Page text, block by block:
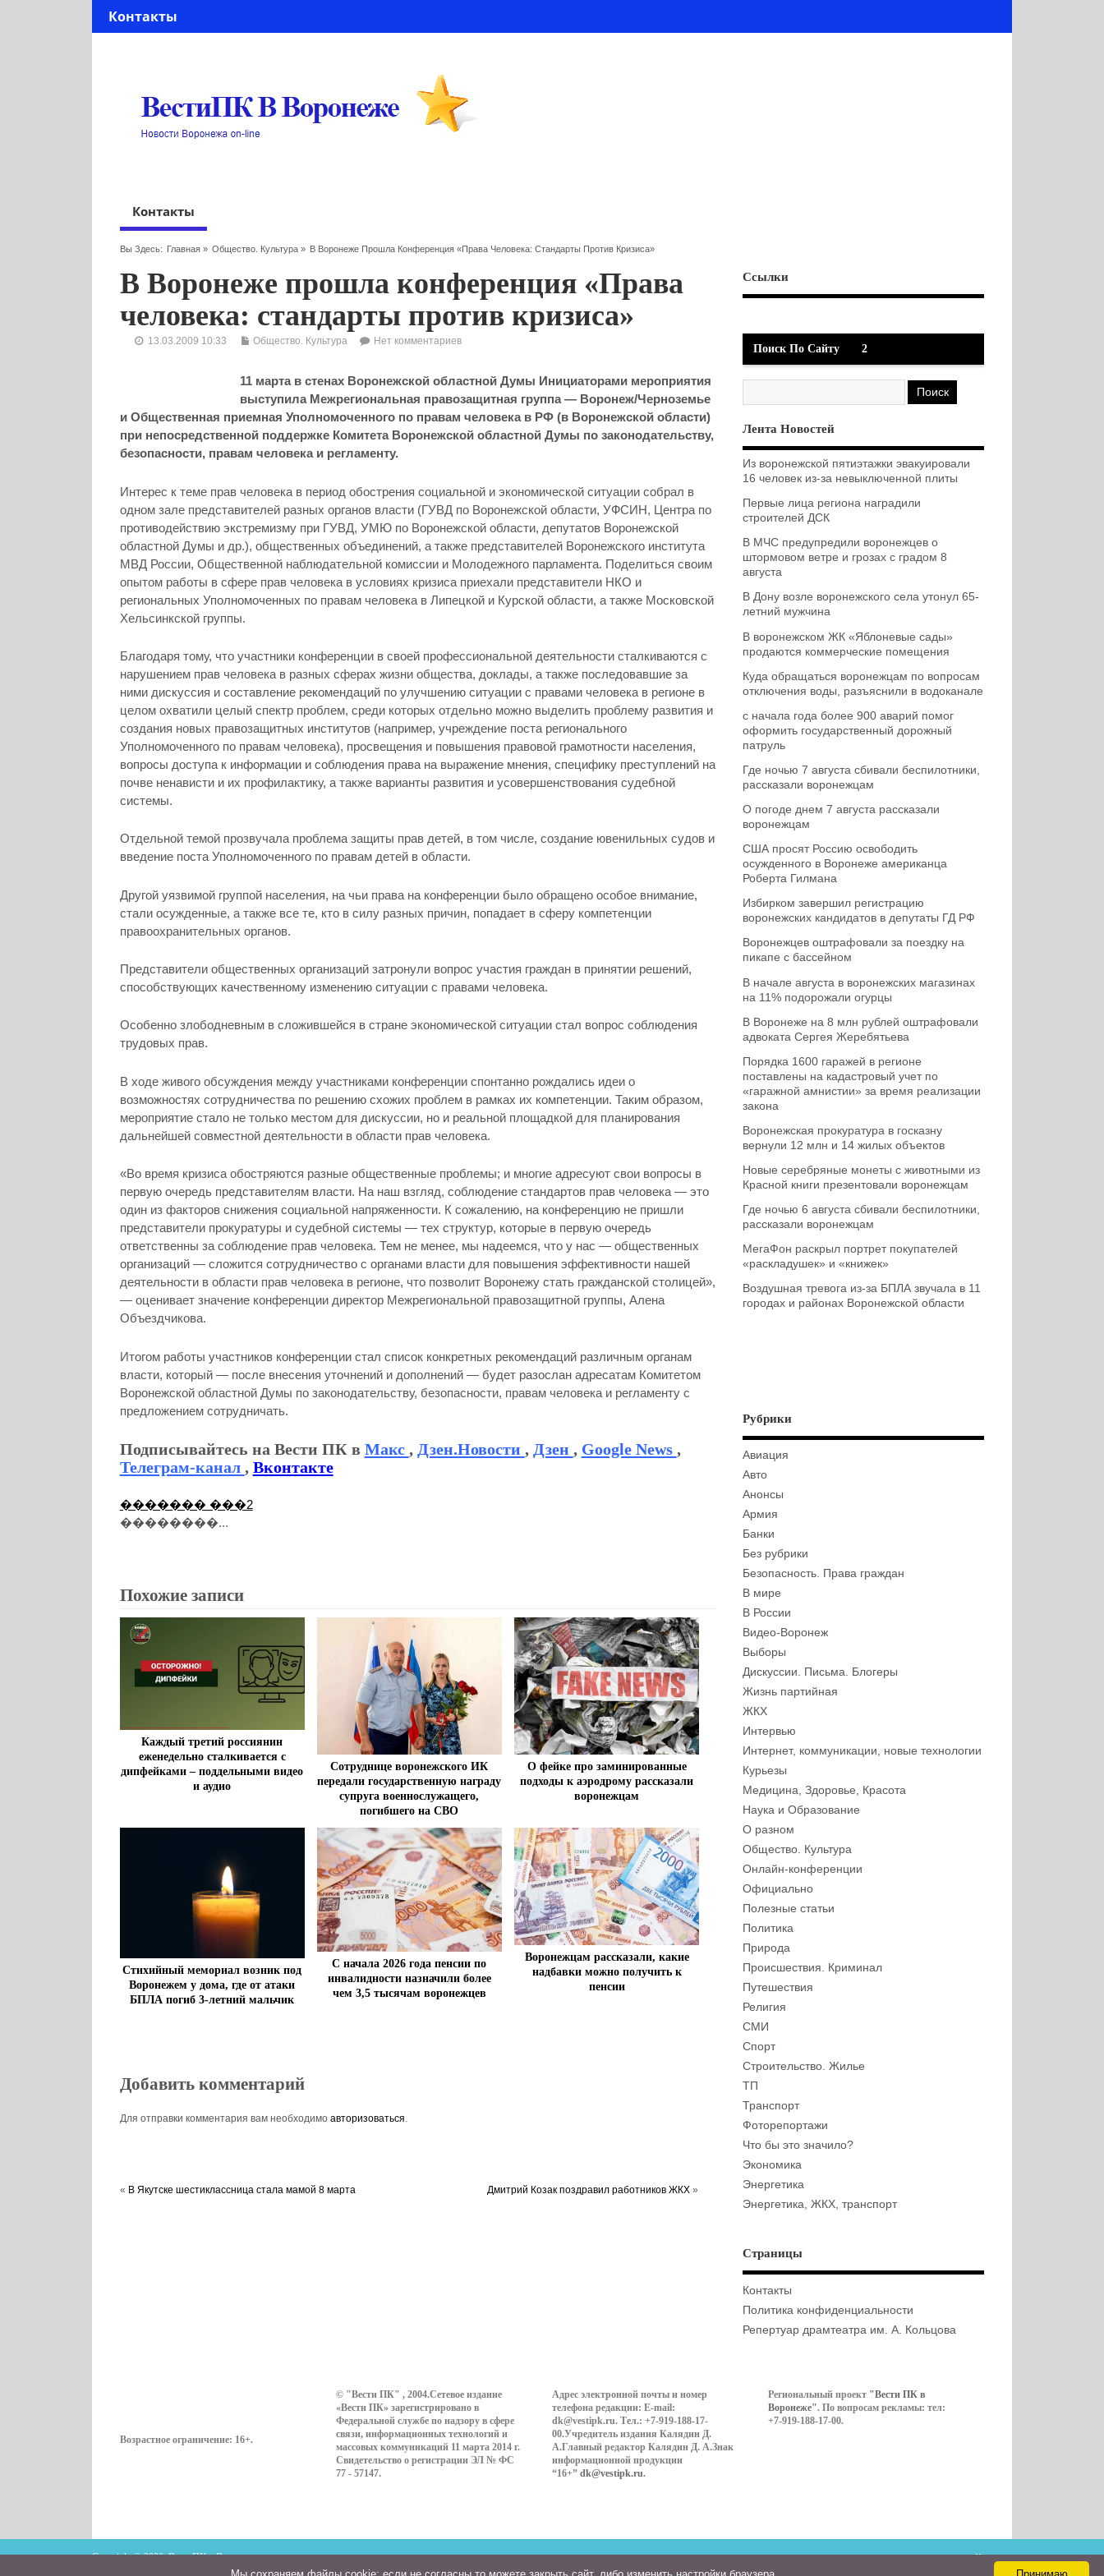
Контакты
Контакты
Вы Здесь: Главная» Общество. Культура » В Воронеже Прошла Конференция «Права Человека: Стандарты Против Кризиса»
В Воронеже прошла конференция «Права
человека: стандарты против кризиса»
13.03.2009 10:33 Общество. Культура Нет комментариев
11 марта в стенах Воронежской областной Думы Инициаторами мероприятия
выступила Межрегиональная правозащитная группа — Воронеж/Черноземье
и Общественная приемная Уполномоченного по правам человека в РФ (в Воронежской области)
при непосредственной поддержке Комитета Воронежской областной Думы по законодательству,
безопасности, правам человека и регламенту.
Интерес к теме прав человека в период обострения социальной и экономической ситуации собрал в
одном зале представителей разных органов власти (ГУВД по Воронежской области, УФСИН, Центра по
противодействию экстремизму при ГУВД, УМЮ по Воронежской области, депутатов Воронежской
областной Думы и др.), общественных объединений, а также представителей Воронежского института
МВД России, Общественной наблюдательной комиссии и Молодежного парламента. Поделиться своим
опытом работы в сфере прав человека в условиях кризиса приехали представители НКО и
региональных Уполномоченных по правам человека в Липецкой и Курской области, а также Московской
Хельсинкской группы.
Благодаря тому, что участники конференции в своей профессиональной деятельности сталкиваются с
нарушением прав человека в разных сферах жизни общества, доклады, а также последовавшие за
ними дискуссия и составление рекомендаций по улучшению ситуации с правами человека в регионе в
целом охватили целый спектр проблем, среди которых отдельно можно выделить проблему развития и
создания новых правозащитных институтов (например, учреждение поста регионального
Уполномоченного по правам человека), просвещения и повышения правовой грамотности населения,
вопросы доступа к информации и соблюдения права на выражение мнения, специфику преступлений на
почве ненависти и их профилактику, а также варианты развития и усовершенствования судебной
системы.
Отдельной темой прозвучала проблема защиты прав детей, в том числе, создание ювенильных судов и
введение поста Уполномоченного по правам детей в области.
Другой уязвимой группой населения, на чьи права на конференции было обращено особое внимание,
стали осужденные, а также все те, кто в силу разных причин, попадает в сферу компетенции
правоохранительных органов.
Представители общественных организаций затронули вопрос участия граждан в принятии решений,
способствующих качественному изменению ситуации с правами человека.
Особенно злободневным в сложившейся в стране экономической ситуации стал вопрос соблюдения
трудовых прав.
В ходе живого обсуждения между участниками конференции спонтанно рождались идеи о
возможностях сотрудничества по решению схожих проблем в рамках их компетенции. Таким образом,
мероприятие стало не только местом для дискуссии, но и реальной площадкой для планирования
дальнейшей совместной деятельности в области прав человека.
«Во время кризиса обостряются разные общественные проблемы; и многие адресуют свои вопросы в
первую очередь представителям власти. На наш взгляд, соблюдение стандартов прав человека — это
один из факторов снижения социальной напряженности. К сожалению, на конференцию не пришли
представители прокуратуры и судебной системы — тех структур, которые в первую очередь
ответственны за соблюдение прав человека. Тем не менее, мы надеемся, что у нас — общественных
организаций — сложится сотрудничество с органами власти для повышения эффективности нашей
деятельности в области прав человека в регионе, что позволит Воронежу стать гражданской столицей»,
— оценивает значение конференции директор Межрегиональной правозащитной группы, Алена
Объездчикова.
Итогом работы участников конференции стал список конкретных рекомендаций различным органам
власти, который — после внесения уточнений и дополнений — будет разослан адресатам Комитетом
Воронежской областной Думы по законодательству, безопасности, правам человека и регламенту с
предложением сотрудничать.
Подписывайтесь на Вести ПК в Макс , Дзен.Новости , Дзен , Google News ,
Телеграм-канал , Вконтакте
������� ���2
��������...
Похожие записи
Каждый третий россиянин
еженедельно сталкивается с
дипфейками – поддельными видео
и аудио
Сотруднице воронежского ИК
передали государственную награду
супруга военнослужащего,
погибшего на СВО
О фейке про заминированные
подходы к аэродрому рассказали
воронежцам
Стихийный мемориал возник под
Воронежем у дома, где от атаки
БПЛА погиб 3-летний мальчик
С начала 2026 года пенсии по
инвалидности назначили более
чем 3,5 тысячам воронежцев
Воронежцам рассказали, какие
надбавки можно получить к
пенсии
Добавить комментарий
Для отправки комментария вам необходимо авторизоваться
« В Якутске шестиклассница стала мамой 8 марта Дмитрий Козак поздравил работников ЖКХ »
Ссылки
Поиск По Сайту 2
Лента Новостей
Из воронежской пятиэтажки эвакуировали
16 человек из-за невыключенной плиты
Первые лица региона наградили
строителей ДСК
В МЧС предупредили воронежцев о
штормовом ветре и грозах с градом 8
августа
В Дону возле воронежского села утонул 65-
летний мужчина
В воронежском ЖК «Яблоневые сады»
продаются коммерческие помещения
Куда обращаться воронежцам по вопросам
отключения воды, разъяснили в водоканале
с начала года более 900 аварий помог
оформить государственный дорожный
патруль
Где ночью 7 августа сбивали беспилотники,
рассказали воронежцам
О погоде днем 7 августа рассказали
воронежцам
США просят Россию освободить
осужденного в Воронеже американца
Роберта Гилмана
Избирком завершил регистрацию
воронежских кандидатов в депутаты ГД РФ
Воронежцев оштрафовали за поездку на
пикапе с бассейном
В начале августа в воронежских магазинах
на 11% подорожали огурцы
В Воронеже на 8 млн рублей оштрафовали
адвоката Сергея Жеребятьева
Порядка 1600 гаражей в регионе
поставлены на кадастровый учет по
«гаражной амнистии» за время реализации
закона
Воронежская прокуратура в госказну
вернули 12 млн и 14 жилых объектов
Новые серебряные монеты с животными из
Красной книги презентовали воронежцам
Где ночью 6 августа сбивали беспилотники,
рассказали воронежцам
МегаФон раскрыл портрет покупателей
«раскладушек» и «книжек»
Воздушная тревога из-за БПЛА звучала в 11
городах и районах Воронежской области
Рубрики
Авиация
Авто
Анонсы
Армия
Банки
Без рубрики
Безопасность. Права граждан
В мире
В России
Видео-Воронеж
Выборы
Дискуссии. Письма. Блогеры
Жизнь партийная
ЖКХ
Интервью
Интернет, коммуникации, новые технологии
Курьезы
Медицина, Здоровье, Красота
Наука и Образование
О разном
Общество. Культура
Онлайн-конференции
Официально
Полезные статьи
Политика
Природа
Происшествия. Криминал
Путешествия
Религия
СМИ
Спорт
Строительство. Жилье
ТП
Транспорт
Фоторепортажи
Что бы это значило?
Экономика
Энергетика
Энергетика, ЖКХ, транспорт
Страницы
Контакты
Политика конфиденциальности
Репертуар драмтеатра им. А. Кольцова
Возрастное ограничение: 16+.
© "Вести ПК" , 2004.Сетевое издание
«Вести ПК» зарегистрировано в
Федеральной службе по надзору в сфере
связи, информационных технологий и
массовых коммуникаций 11 марта 2014 г.
Свидетельство о регистрации ЭЛ № ФС
77 - 57147.
Адрес электронной почты и номер
телефона редакции: E-mail:
dk@vestipk.ru. Тел.: +7-919-188-17-
00.Учредитель издания Калядин Д.
А.Главный редактор Калядин Д. А.Знак
информационной продукции
“16+” dk@vestipk.ru.
Региональный проект "Вести ПК в
Воронеже". По вопросам рекламы: тел:
+7-919-188-17-00.
Copyright © 2026. ВестиПК в Воронеже Контакты